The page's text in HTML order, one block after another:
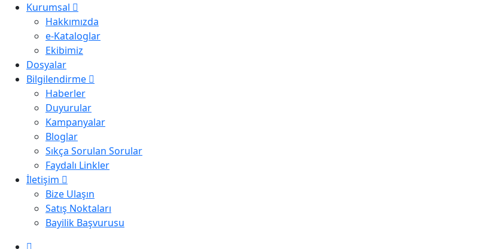
Kurumsal
Hakkımızda
e-Kataloglar
Ekibimiz
Dosyalar
Bilgilendirme
Haberler
Duyurular
Kampanyalar
Bloglar
Sıkça Sorulan Sorular
Faydalı Linkler
İletişim
Bize Ulaşın
Satış Noktaları
Bayilik Başvurusu